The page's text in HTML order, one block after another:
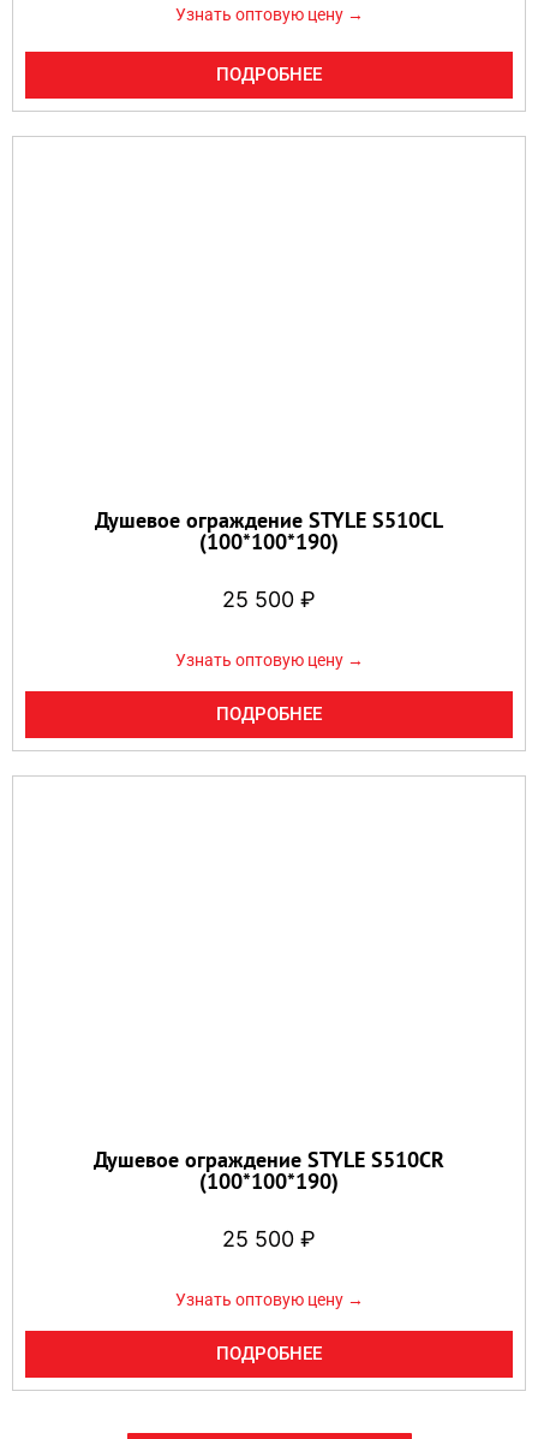
Узнать оптовую цену →
ПОДРОБНЕЕ
Душевое ограждение STYLE S510CL
(100*100*190)
25 500 ₽
Узнать оптовую цену →
ПОДРОБНЕЕ
Душевое ограждение STYLE S510CR
(100*100*190)
25 500 ₽
Узнать оптовую цену →
ПОДРОБНЕЕ